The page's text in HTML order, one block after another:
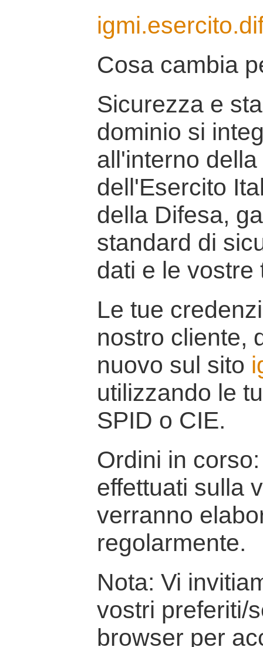
Cosa cambia
Sicurezza e
dominio si
all'interno
dell'Esercito
della Difesa,
standard di
dati e le vostre
Le tue
nostro cliente,
nuovo sul sito
utilizzando le
SPID o CIE.
Ordini in
effettuati sulla
verranno
regolarmente.
Nota: Vi
vostri preferiti/
browser per